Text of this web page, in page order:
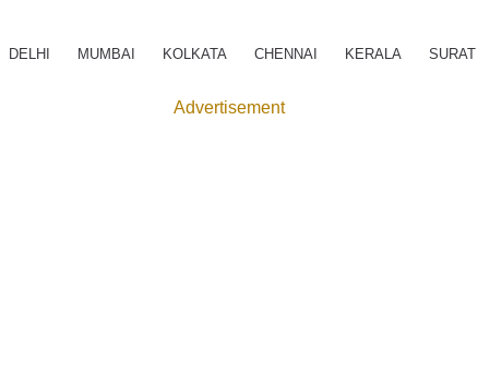
DELHI MUMBAI KOLKATA CHENNAI KERALA SURAT
Advertisement